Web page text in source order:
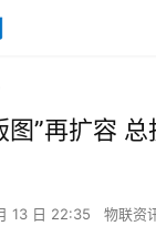
图”再扩容
13 日 22:35 物联资